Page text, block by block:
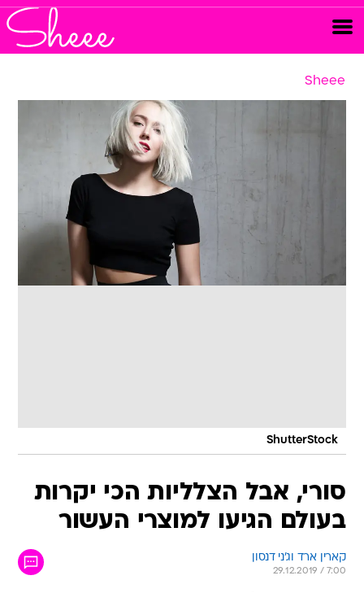
Sheee
ShutterStock
סורי, אבל הצלליות הכי יקרות
בעולם הגיעו למוצרי העשור
קארין ארד וג'ני דנסון
29.12.2019 / 7:00